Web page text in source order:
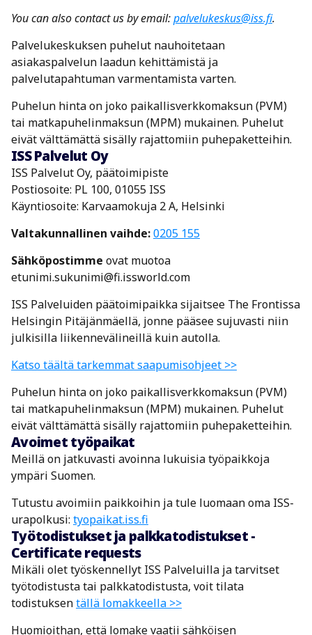
You can also contact us by email:palvelukeskus@iss.fi.
Palvelukeskuksen puhelut nauhoitetaan
asiakaspalvelun laadun kehittämistä ja
palvelutapahtuman varmentamista varten.
Puhelun hinta on joko paikallisverkkomaksun (PVM)
tai matkapuhelinmaksun (MPM) mukainen. Puhelut
eivät välttämättä sisälly rajattomiin puhepaketteihin.
ISS Palvelut Oy
ISS Palvelut Oy, päätoimipiste
Postiosoite: PL 100, 01055 ISS
Käyntiosoite: Karvaamokuja 2 A, Helsinki
Valtakunnallinen vaihde:0205 155
Sähköpostimme ovat muotoa
etunimi.sukunimi@fi.issworld.com
ISS Palveluiden päätoimipaikka sijaitsee The Frontissa
Helsingin Pitäjänmäellä, jonne pääsee sujuvasti niin
julkisilla liikennevälineillä kuin autolla.
Katso täältä tarkemmat saapumisohjeet >>
Puhelun hinta on joko paikallisverkkomaksun (PVM)
tai matkapuhelinmaksun (MPM) mukainen. Puhelut
eivät välttämättä sisälly rajattomiin puhepaketteihin.
Avoimet työpaikat
Meillä on jatkuvasti avoinna lukuisia työpaikkoja
ympäri Suomen.
Tutustu avoimiin paikkoihin ja tule luomaan oma ISS-
urapolkusi: tyopaikat.iss.fi
Työtodistukset ja palkkatodistukset -
Certificate requests
Mikäli olet työskennellyt ISS Palveluilla ja tarvitset
työtodistusta tai palkkatodistusta, voit tilata
todistuksentällä lomakkeella >>
Huomioithan, että lomake vaatii sähköisen